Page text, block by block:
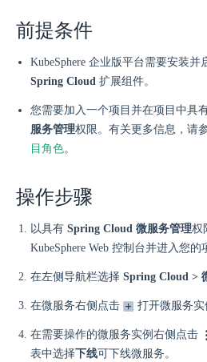
前提条件
KubeSphere 企业版平台需要安装并
Spring Cloud 扩展组件。
您需要加入一个项目并在项目中具
服务管理权限。有关更多信息，请
目角色。
操作步骤
以具有 Spring Cloud 微服务管理权
KubeSphere Web 控制台并进入您的
在左侧导航栏选择 Spring Cloud >
在微服务右侧点击 打开微服务实
在需要操作的微服务实例右侧点击
表中选择下线可下线微服务。